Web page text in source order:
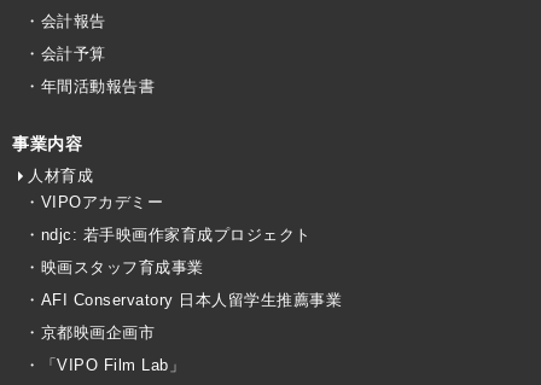
・会計報告
・会計予算
・年間活動報告書
事業内容
人材育成
・VIPOアカデミー
・ndjc: 若手映画作家育成プロジェクト
・映画スタッフ育成事業
・AFI Conservatory 日本人留学生推薦事業
・京都映画企画市
・「VIPO Film Lab」